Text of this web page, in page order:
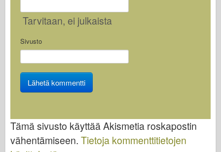
Tarvitaan, ei julkaista
Sivusto
Tämä sivusto käyttää Akismetia roskapostin
vähentämiseen. Tietoja kommenttitietojen